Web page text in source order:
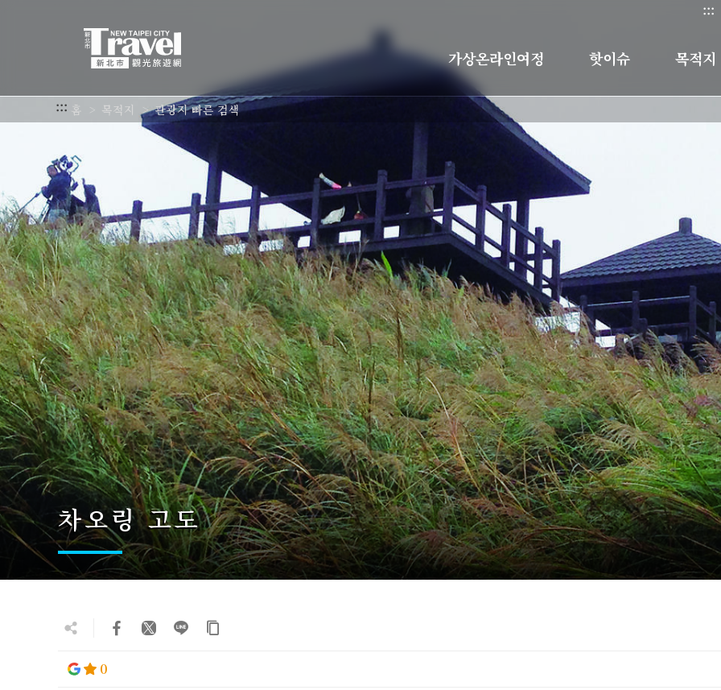
으
:::
가상온라인여정 핫이슈 목적지
::: 홈 목적지 관광지 빠른 검색
차오링 고도
0